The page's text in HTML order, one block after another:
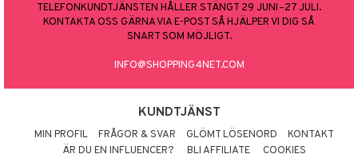
TELEFONKUNDTJÄNSTEN HÅLLER STÄNGT 29 JUNI–27 JULI.
KONTAKTA OSS GÄRNA VIA E-POST SÅ HJÄLPER VI DIG SÅ
SNART SOM MÖJLIGT.
INFO@SHOPPING4NET.COM
KUNDTJÄNST
MIN PROFIL FRÅGOR & SVAR GLÖMT LÖSENORD
KONTAKT
ÄR DU EN INFLUENCER?
BLI AFFILIATE
COOKIES